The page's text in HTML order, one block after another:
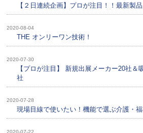
【２日連続企画】プロが注目！！最新製
2020-08-04
THE オンリーワン技術！
2020-07-30
【プロが注目】 新規出展メーカー20社＆
社
2020-07-28
現場目線で使いたい！機能で選ぶ介護・